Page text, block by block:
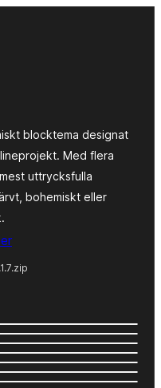
blocktema designat
Med flera
uttrycksfulla
bohemiskt eller